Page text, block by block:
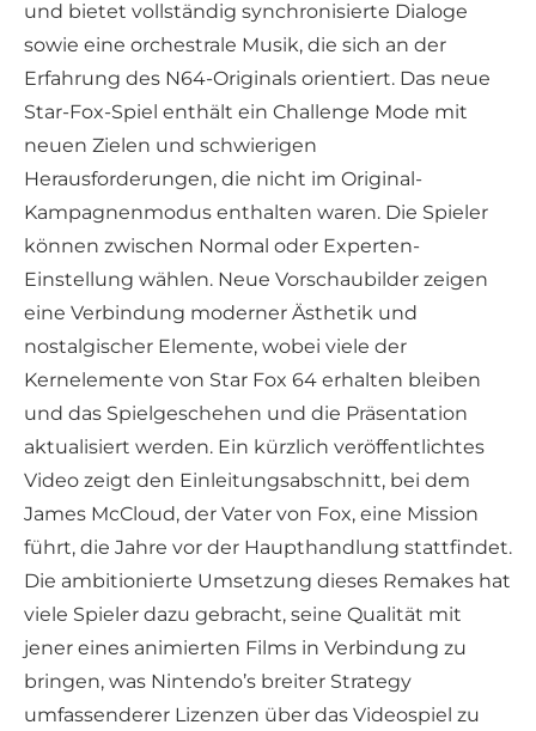
und bietet vollständig synchronisierte Dialoge
sowie eine orchestrale Musik, die sich an der
Erfahrung des N64-Originals orientiert. Das neue
Star-Fox-Spiel enthält ein Challenge Mode mit
neuen Zielen und schwierigen
Herausforderungen, die nicht im Original-
Kampagnenmodus enthalten waren. Die Spieler
können zwischen Normal oder Experten-
Einstellung wählen. Neue Vorschaubilder zeigen
eine Verbindung moderner Ästhetik und
nostalgischer Elemente, wobei viele der
Kernelemente von Star Fox 64 erhalten bleiben
und das Spielgeschehen und die Präsentation
aktualisiert werden. Ein kürzlich veröffentlichtes
Video zeigt den Einleitungsabschnitt, bei dem
James McCloud, der Vater von Fox, eine Mission
führt, die Jahre vor der Haupthandlung stattfindet.
Die ambitionierte Umsetzung dieses Remakes hat
viele Spieler dazu gebracht, seine Qualität mit
jener eines animierten Films in Verbindung zu
bringen, was Nintendo’s breiter Strategy
umfassenderer Lizenzen über das Videospiel zu